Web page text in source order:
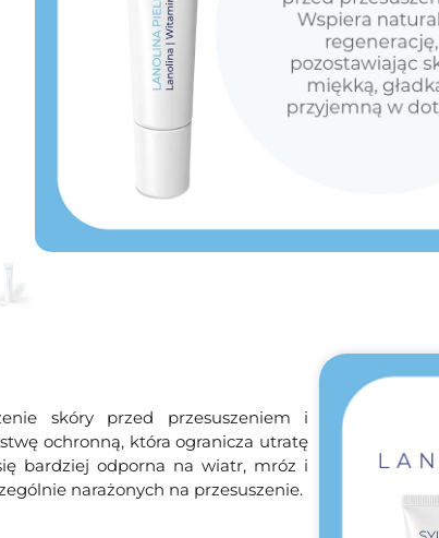
Na stanie
Dodaj do koszyka
skóry przed przesuszeniem i
ochronną, która ogranicza utratę
bardziej odporna na wiatr, mróz i
narażonych na przesuszenie.